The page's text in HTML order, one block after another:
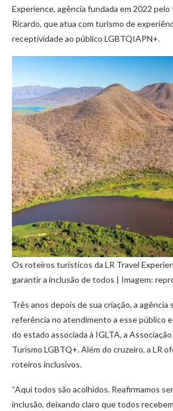
Experience, agência fundada em 2022
Ricardo, que atua com turismo de
receptividade ao público LGBTQIAPN+.
Os roteiros turísticos da LR Travel
garantir a inclusão de todos | Imagem:
Três anos depois de sua criação, a agência
referência no atendimento a esse público
do estado associada à IGLTA, a
Turismo LGBTQ+. Além do cruzeiro, a LR
roteiros inclusivos.
“Aqui todos são acolhidos. Reafirmamos
inclusão, deixando claro que todos